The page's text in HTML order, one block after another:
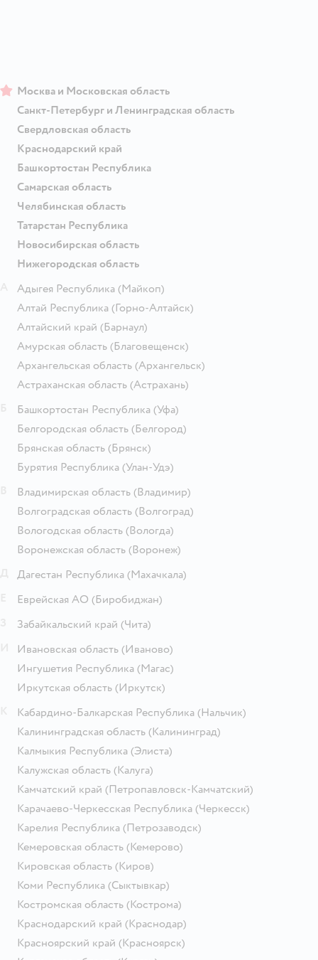
Москва и Московская область
Санкт-Петербург и Ленинградская область
Свердловская область
Краснодарский край
Башкортостан Республика
Самарская область
Челябинская область
Татарстан Республика
Новосибирская область
Нижегородская область
Адыгея Республика (Майкоп)
Алтай Республика (Горно-Алтайск)
Алтайский край (Барнаул)
Амурская область (Благовещенск)
Архангельская область (Архангельск)
Астраханская область (Астрахань)
Башкортостан Республика (Уфа)
Белгородская область (Белгород)
Брянская область (Брянск)
Бурятия Республика (Улан-Удэ)
Владимирская область (Владимир)
Волгоградская область (Волгоград)
Вологодская область (Вологда)
Воронежская область (Воронеж)
Дагестан Республика (Махачкала)
Еврейская АО (Биробиджан)
Забайкальский край (Чита)
Ивановская область (Иваново)
Ингушетия Республика (Магас)
Иркутская область (Иркутск)
Кабардино-Балкарская Республика (Нальчик)
Калининградская область (Калининград)
Калмыкия Республика (Элиста)
Калужская область (Калуга)
Камчатский край (Петропавловск-Камчатский)
Карачаево-Черкесская Республика (Черкесск)
Карелия Республика (Петрозаводск)
Кемеровская область (Кемерово)
Кировская область (Киров)
Коми Республика (Сыктывкар)
Костромская область (Кострома)
Краснодарский край (Краснодар)
Красноярский край (Красноярск)